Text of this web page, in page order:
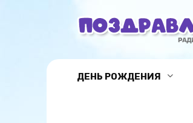
ДЕНЬ РОЖДЕНИЯ